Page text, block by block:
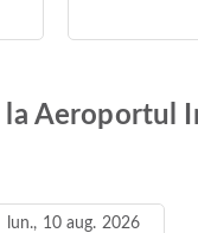
Aeroportul
lun., 10 aug. 2026